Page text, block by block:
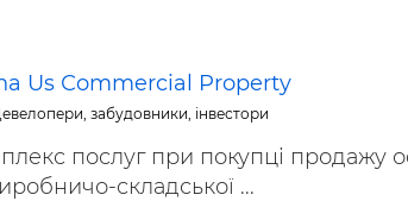
Us Сommercial Property
забудовники, інвестори
послуг при покупці продажу
складської ...